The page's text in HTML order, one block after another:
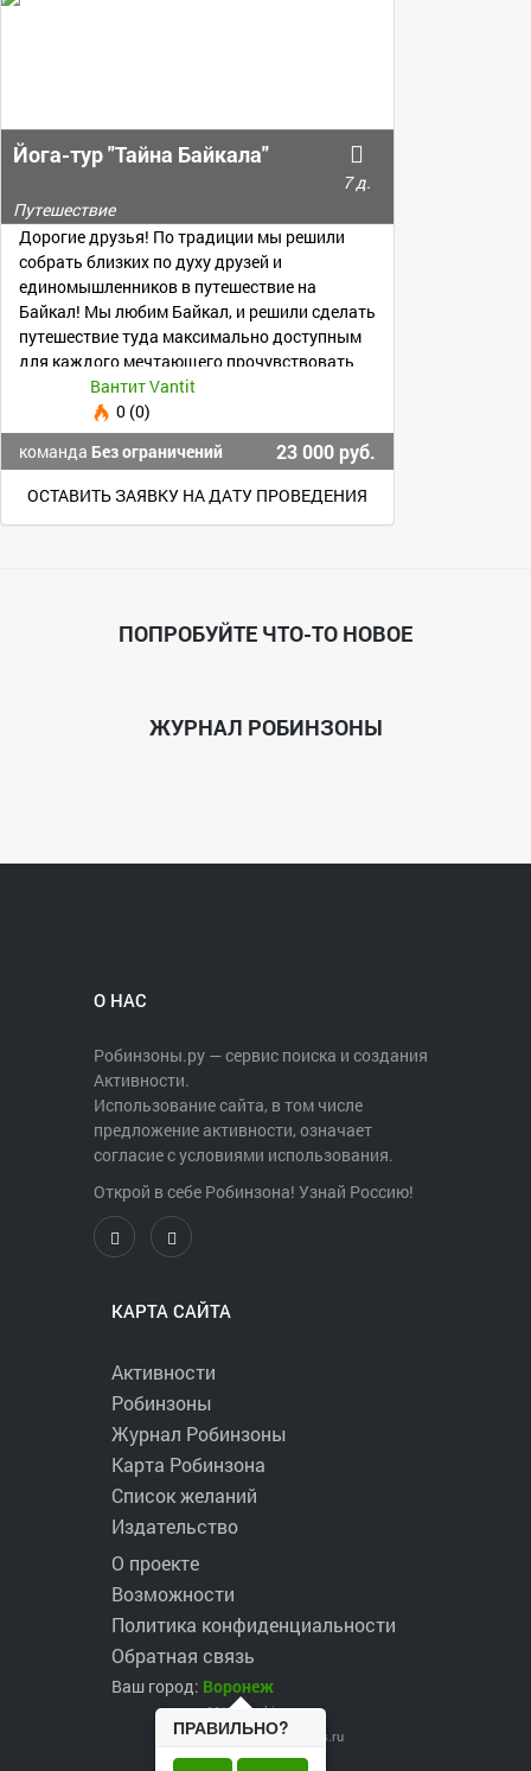
Йога-тур "Тайна Байкала"
7 д.
Путешествие
Дорогие друзья! По традиции мы решили
собрать близких по духу друзей и
единомышленников в путешествие на
Байкал! Мы любим Байкал, и решили сделать
путешествие туда максимально доступным
для каждого мечтающего прочувствовать
его величиеВантит Vantit
0 (0)
команда Без ограничений 23 000 руб.
ОСТАВИТЬ ЗАЯВКУ НА ДАТУ ПРОВЕДЕНИЯ
ПОПРОБУЙТЕ ЧТО-ТО НОВОЕ
ЖУРНАЛ РОБИНЗОНЫ
О НАС
Робинзоны.ру — сервис поиска и создания
Активности.
Использование сайта, в том числе
предложение активности, означает
согласие с условиями использования.
Открой в себе Робинзона! Узнай Россию!
КАРТА САЙТА
Активности
Робинзоны
Журнал Робинзоны
Карта Робинзона
Список желаний
Издательство
О проекте
Возможности
Политика конфиденциальности
Обратная связь
Ваш город: Воронеж
ПРАВИЛЬНО?
2017 ©robinzons.ru
robinzons@robinzons.ru